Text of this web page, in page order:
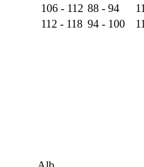
106 - 112 88 - 94
112 - 118 94 - 100